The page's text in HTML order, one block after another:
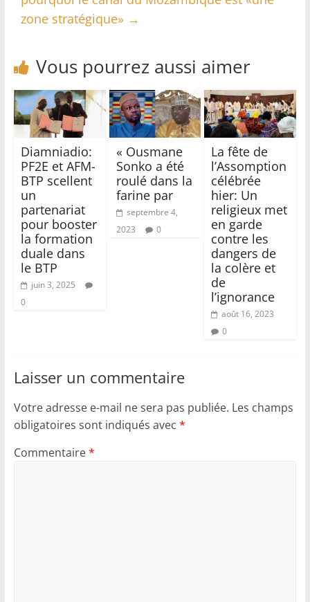
zone stratégique» →
Vous pourrez aussi aimer
Diamniadio:
PF2E et AFM-
BTP scellent
un
partenariat
pour booster
la formation
duale dans
le BTP
juin 3, 2025
0
« Ousmane
Sonko a été
roulé dans la
farine par
septembre 4,
2023
0
La fête de
l’Assomption
célébrée
hier: Un
religieux met
en garde
contre les
dangers de
la colère et
de
l’ignorance
août 16, 2023
0
Laisser un commentaire
Votre adresse e-mail ne sera pas publiée. Les champs
obligatoires sont indiqués avec *
Commentaire*